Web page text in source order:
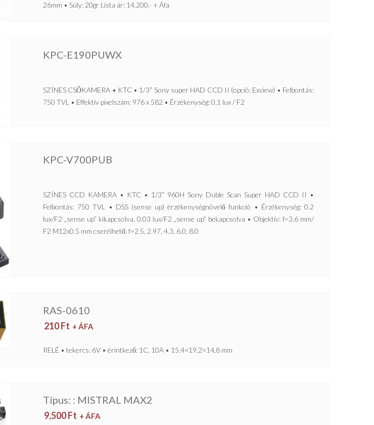
26mm • Súly: 20gr Lista ár: 14.200.- + Áfa
KPC-E190PUWX
SZÍNES CSŐKAMERA • KTC • 1/3” Sony super HAD CCD II (opció: Exview) • Felbontás:
750 TVL • Effektív pixelszám: 976 x 582 • Érzékenység: 0,1 lux / F2
KPC-V700PUB
SZÍNES CCD KAMERA • KTC • 1/3” 960H Sony Duble Scan Super HAD CCD II •
Felbontás: 750 TVL • DSS (sense up) érzékenységnövelő funkció • Érzékenység: 0.2
lux/F2 „sense up” kikapcsolva, 0.03 lux/F2 „sense up” bekapcsolva • Objektív: f=3.6 mm/
F2 M12x0.5 mm cserélhető: f=2.5, 2.97, 4.3, 6.0, 8.0
RAS-0610
210Ft + ÁFA
RELÉ • tekercs: 6V • érintkező: 1C, 10A • 15,4×19,2×14,8 mm
Típus: : MISTRAL MAX2
9,500Ft + ÁFA